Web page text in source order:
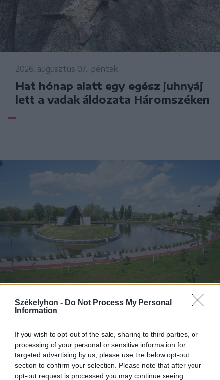
Székelyhon - Do Not Process My Personal
Information
If you wish to opt-out of the sale, sharing to third parties, or
processing of your personal or sensitive information for
targeted advertising by us, please use the below opt-out
section to confirm your selection. Please note that after your
opt-out request is processed you may continue seeing
2026. augusztus 07., péntek
Hat hónap alatt egy egész juhnyáj
lett a vadak áldozata Háromszéken
Lakossági fórum az Állomás
negyedben: panaszok és igények a
tó körül